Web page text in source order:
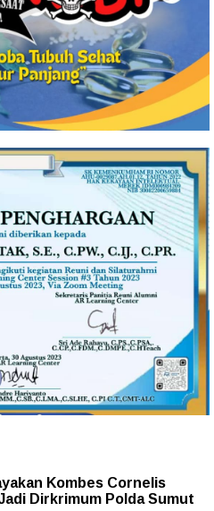
Kombes Cornelis
Dirkrimum Polda Sumut